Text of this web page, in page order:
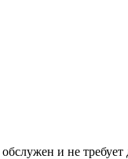
и не